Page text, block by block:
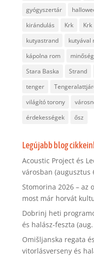
gyógyszertár
kirándulás
Krk Krk
kutyastrand
kutyával
kápolna rom
Stara Baska
Strand
tenger
világító torony
érdekességek
ősz
Legújabb blog
Acoustic Project és
városban (augusztus
Stomorina 2026 – az
most már horvát
Dobrinj heti
és halász-feszta
Omišljanska regata
vitorlásverseny és